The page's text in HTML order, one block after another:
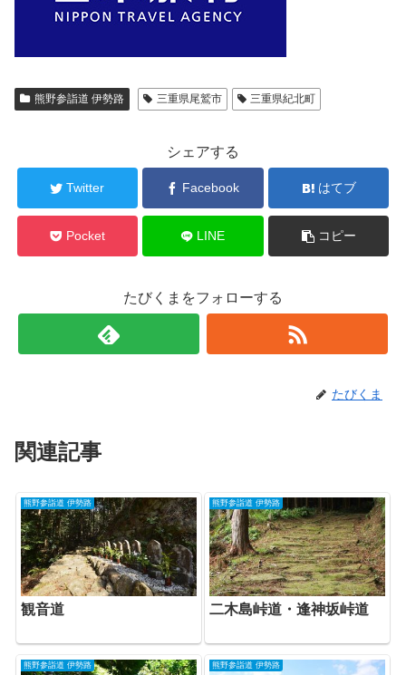
熊野参詣道 伊勢路 三重県尾鷲市 三重県紀北町
シェアする
Twitter Facebook はてブ
Pocket LINE コピー
たびくまをフォローする
たびくま
関連記事
熊野参詣道 伊勢路
観音道
熊野参詣道 伊勢路
二木島峠道・逢神坂峠道
熊野参詣道 伊勢路 熊野参詣道 伊勢路